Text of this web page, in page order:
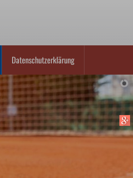
Datenschutzerklärung